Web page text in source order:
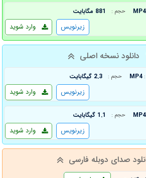
MP4 حجم : 881 مگابایت
وارد شوید زیرنویس
دانلود نسخه اصلی
MP4 حجم : 2.3 گیگابایت
وارد شوید زیرنویس
MP4 حجم : 1.1 گیگابایت
وارد شوید زیرنویس
صدای دوبله فارسی